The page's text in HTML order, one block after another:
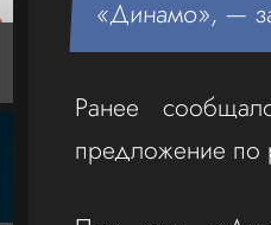
«Динамо», —
Ранее
предложение по